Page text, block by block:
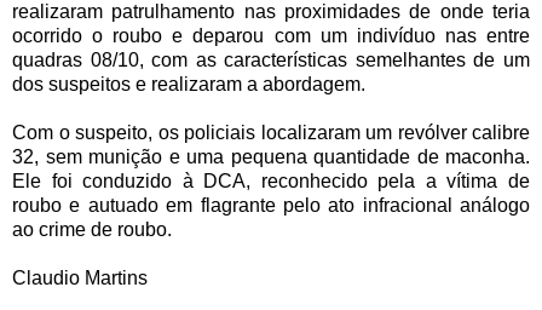
realizaram patrulhamento nas proximidades de onde teria
ocorrido o roubo e deparou com um indivíduo nas entre
quadras 08/10, com as características semelhantes de um
dos suspeitos e realizaram a abordagem.
Com o suspeito, os policiais localizaram um revólver calibre
32, sem munição e uma pequena quantidade de maconha.
Ele foi conduzido à DCA, reconhecido pela a vítima de
roubo e autuado em flagrante pelo ato infracional análogo
ao crime de roubo.
Claudio Martins